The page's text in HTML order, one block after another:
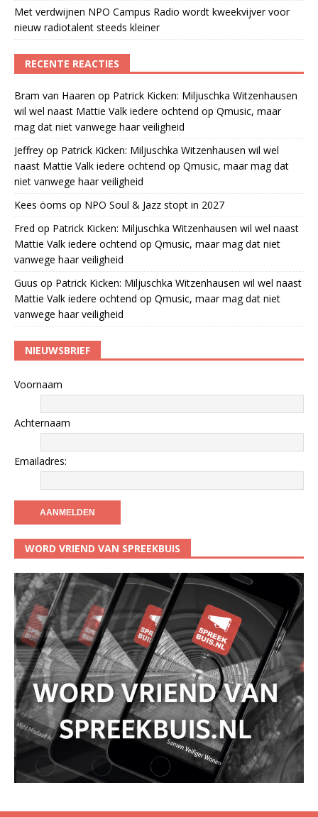
Met verdwijnen NPO Campus Radio wordt kweekvijver voor
nieuw radiotalent steeds kleiner
RECENTE REACTIES
Bram van Haaren op Patrick Kicken: Miljuschka Witzenhausen
wil wel naast Mattie Valk iedere ochtend op Qmusic, maar
mag dat niet vanwege haar veiligheid
Jeffrey op Patrick Kicken: Miljuschka Witzenhausen wil wel
naast Mattie Valk iedere ochtend op Qmusic, maar mag dat
niet vanwege haar veiligheid
Kees öoms op NPO Soul & Jazz stopt in 2027
Fred op Patrick Kicken: Miljuschka Witzenhausen wil wel naast
Mattie Valk iedere ochtend op Qmusic, maar mag dat niet
vanwege haar veiligheid
Guus op Patrick Kicken: Miljuschka Witzenhausen wil wel naast
Mattie Valk iedere ochtend op Qmusic, maar mag dat niet
vanwege haar veiligheid
NIEUWSBRIEF
Voornaam
Achternaam
Emailadres:
WORD VRIEND VAN SPREEKBUIS